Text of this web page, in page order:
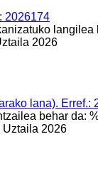
2026174
langilea
2026
lana). Erref.:
behar da:
Uztaila 2026